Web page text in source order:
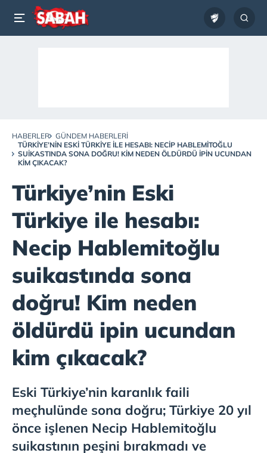
HABERLER
GÜNDEM HABERLERI
TÜRKIYE’NIN ESKI TÜRKIYE ILE HESABI: NECIP HABLEMITOĞLU
SUIKASTINDA SONA DOĞRU! KIM NEDEN ÖLDÜRDÜ IPIN UCUNDAN
KIM ÇIKACAK?
Türkiye’nin Eski
Türkiye ile hesabı:
Necip Hablemitoğlu
suikastında sona
doğru! Kim neden
öldürdü ipin ucundan
kim çıkacak?
Eski Türkiye’nin karanlık faili
meçhulünde sona doğru; Türkiye 20 yıl
önce işlenen Necip Hablemitoğlu
suikastının peşini bırakmadı ve